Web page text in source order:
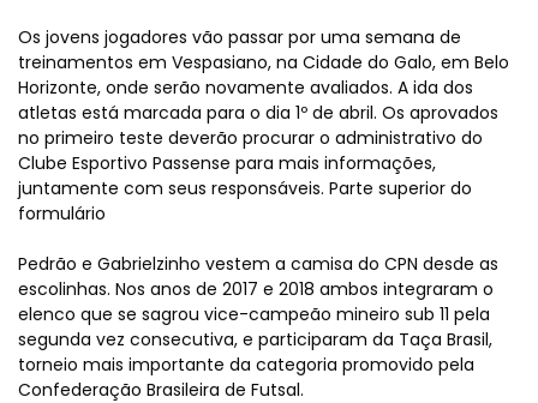
Os jovens jogadores vão passar por uma semana de
treinamentos em Vespasiano, na Cidade do Galo, em Belo
Horizonte, onde serão novamente avaliados. A ida dos
atletas está marcada para o dia 1º de abril. Os aprovados
no primeiro teste deverão procurar o administrativo do
Clube Esportivo Passense para mais informações,
juntamente com seus responsáveis. Parte superior do
formulário
Pedrão e Gabrielzinho vestem a camisa do CPN desde as
escolinhas. Nos anos de 2017 e 2018 ambos integraram o
elenco que se sagrou vice-campeão mineiro sub 11 pela
segunda vez consecutiva, e participaram da Taça Brasil,
torneio mais importante da categoria promovido pela
Confederação Brasileira de Futsal.